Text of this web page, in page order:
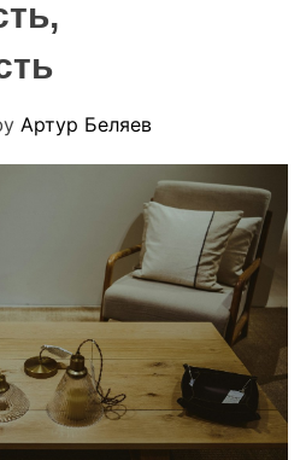
u
Артур Беляев